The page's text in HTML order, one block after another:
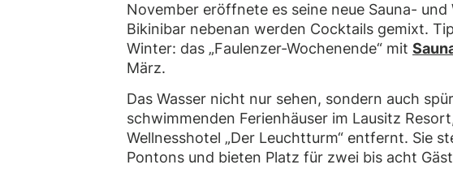
November eröffnete es seine neue Sauna-
Bikinibar nebenan werden Cocktails gemixt.
Winter: das „Faulenzer-Wochenende“ mit
März.
Das Wasser nicht nur sehen, sondern auch
schwimmenden Ferienhäuser im Lausitz
Wellnesshotel „Der Leuchtturm“ entfernt. Sie
Pontons und bieten Platz für zwei bis acht